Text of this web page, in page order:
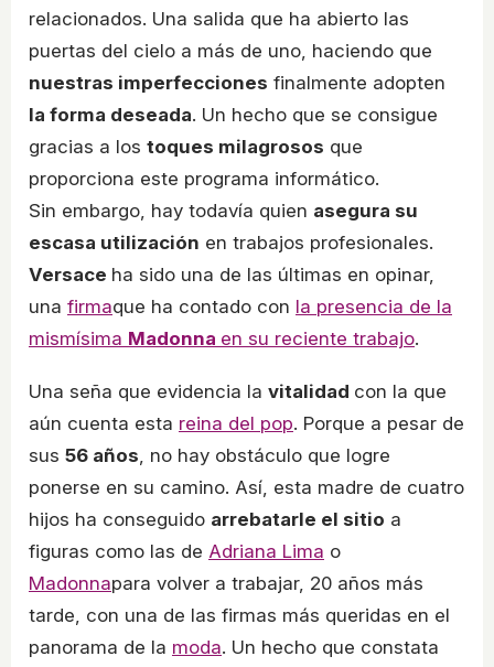
relacionados. Una salida que ha abierto las
puertas del cielo a más de uno, haciendo que
nuestras imperfecciones finalmente adopten
la forma deseada. Un hecho que se consigue
gracias a los toques milagrosos que
proporciona este programa informático.
Sin embargo, hay todavía quien asegura su
escasa utilización en trabajos profesionales.
Versace ha sido una de las últimas en opinar,
una firmaque ha contado con la presencia de la
mismísima Madonna en su reciente trabajo.
Una seña que evidencia la vitalidad con la que
aún cuenta esta reina del pop. Porque a pesar de
sus 56 años, no hay obstáculo que logre
ponerse en su camino. Así, esta madre de cuatro
hijos ha conseguido arrebatarle el sitio a
figuras como las de Adriana Lima o
Madonnapara volver a trabajar, 20 años más
tarde, con una de las firmas más queridas en el
panorama de la moda. Un hecho que constata